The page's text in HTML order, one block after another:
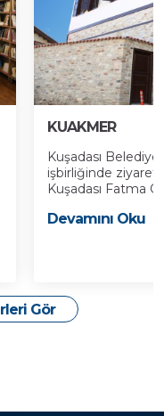
KUAKMER
Kuşadası
işbirliğinde
Kuşadası Fatma
Devamını Oku
Gör